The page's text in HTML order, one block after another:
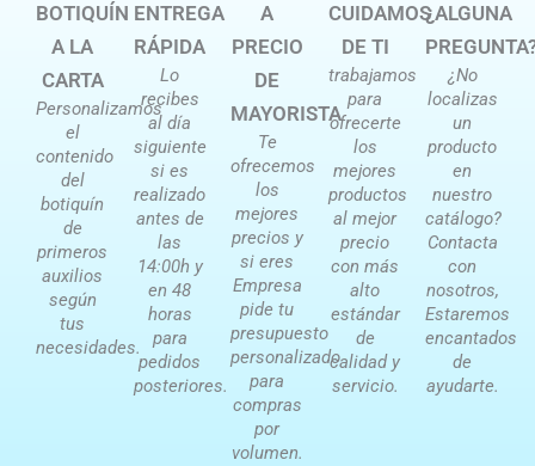
BOTIQUÍN
A LA
CARTA
Personalizamos
el
contenido
del
botiquín
de
primeros
auxilios
según
tus
necesidades.
ENTREGA
RÁPIDA
Lo
recibes
al día
siguiente
si es
realizado
antes de
las
14:00h y
en 48
horas
para
pedidos
posteriores.
A
PRECIO
DE
MAYORISTA
Te
ofrecemos
los
mejores
precios y
si eres
Empresa
pide tu
presupuesto
personalizado
para
compras
por
volumen.
CUIDAMOS
DE TI
trabajamos
para
ofrecerte
los
mejores
productos
al mejor
precio
con más
alto
estándar
de
calidad y
servicio.
¿ALGUNA
¿No
localizas
un
producto
en
nuestro
catálogo?
Contacta
con
nosotros,
Estaremos
encantados
de
ayudarte.